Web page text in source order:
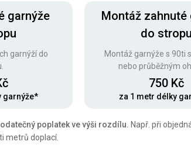
garnýže
garnýží do
garnýže*
Montáž zahnuté
do stropu
Montáž garnýže s 90ti
nebo průběžným
750 Kč
za 1 metr délky
poplatek ve výši rozdílu. Např. při
metrů doplací.